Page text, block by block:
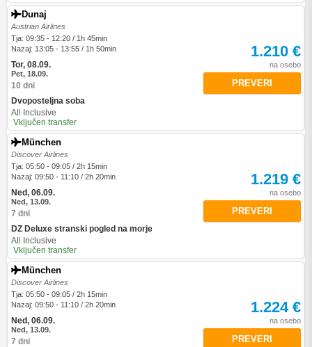
Dunaj
Austrian Airlines
Tja: 09:35 - 12:20 / 1h 45min
Nazaj: 13:05 - 13:55 / 1h 50min
Tor, 08.09.
Pet, 18.09.
10 dni
Dvoposteljna soba
All Inclusive
Vključen transfer
1.210 €
na osebo
PREVERI
München
Discover Airlines
Tja: 05:50 - 09:05 / 2h 15min
Nazaj: 09:50 - 11:10 / 2h 20min
Ned, 06.09.
Ned, 13.09.
7 dni
DZ Deluxe stranski pogled na morje
All Inclusive
Vključen transfer
1.219 €
na osebo
PREVERI
München
Discover Airlines
Tja: 05:50 - 09:05 / 2h 15min
Nazaj: 09:50 - 11:10 / 2h 20min
Ned, 06.09.
Ned, 13.09.
7 dni
1.224 €
na osebo
PREVERI